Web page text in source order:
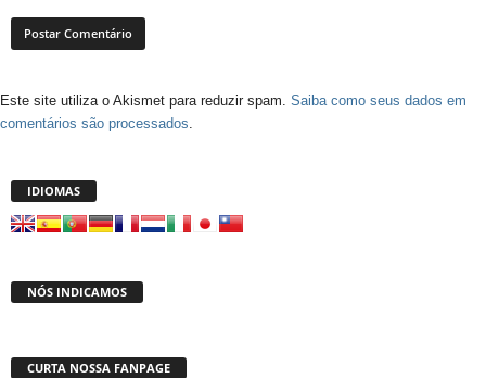
Este site utiliza o Akismet para reduzir spam. Saiba como seus dados em
comentários são processados
IDIOMAS
NÓS INDICAMOS
CURTA NOSSA FANPAGE